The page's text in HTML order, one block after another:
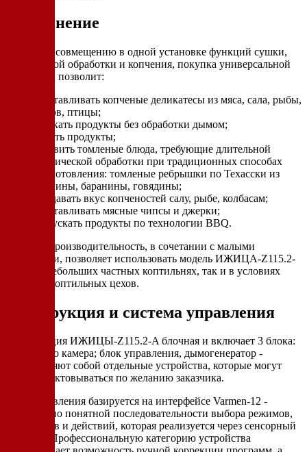
Применение
Благодаря совмещению в одной установке функций сушки,
термической обработки и копчения, покупка универсальной
коптильни позволит:
изготавливать копченые деликатесы из мяса, сала, рыбы,
сыров, птицы;
запекать продукты без обработки дымом;
вялить продукты;
готовить томленые блюда, требующие длительной
термической обработки при традиционных способах
приготовления: томленые ребрышки по Техасски из
свинины, баранины, говядины;
придавать вкус копченостей салу, рыбе, колбасам;
изготавливать мясные чипсы и джерки;
выпускать продукты по технологии BBQ.
Высокая производительность, в сочетании с малыми
габаритами, позволяет использовать модель ИЖИЦА-Z115.2-
A, как в небольших частных коптильнях, так и в условиях
крупных коптильных цехов.
Конструкция и система управления
Конструкция ИЖИЦЫ-Z115.2-A блочная и включает 3 блока:
собственно камера; блок управления, дымогенератор -
представляют собой отдельные устройства, которые могут
доукомплектовываться по желанию заказчика.
Блок управления базируется на интерфейсе Varmen-12 -
интуитивно понятной последовательности выбора режимов,
параметров и действий, которая реализуется через сенсорный
дисплей. Профессиональную категорию устройства